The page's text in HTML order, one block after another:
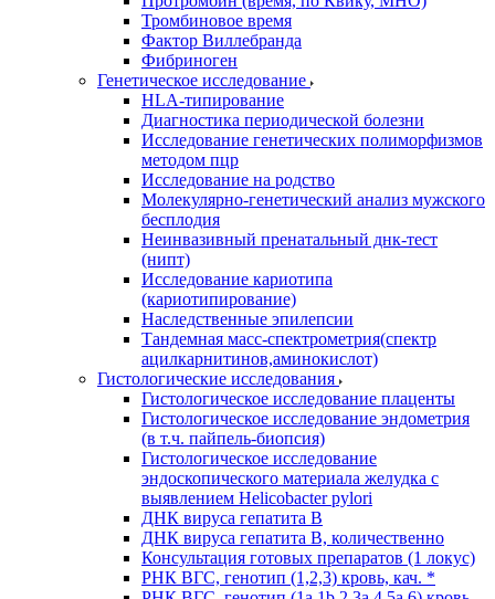
Тромбиновое время
Фактор Виллебранда
Фибриноген
Генетическое исследование
HLA-типирование
Диагностика периодической болезни
Исследование генетических полиморфизмов
методом пцр
Исследование на родство
Молекулярно-генетический анализ мужского
бесплодия
Неинвазивный пренатальный днк-тест
(нипт)
Исследование кариотипа
(кариотипирование)
Наследственные эпилепсии
Тандемная масс-спектрометрия(спектр
ацилкарнитинов,аминокислот)
Гистологические исследования
Гистологическое исследование плаценты
Гистологическое исследование эндометрия
(в т.ч. пайпель-биопсия)
Гистологическое исследование
эндоскопического материала желудка с
выявлением Helicobacter pylori
ДНК вируса гепатита B
ДНК вируса гепатита B, количественно
Консультация готовых препаратов (1 локус)
РНК ВГC, генотип (1,2,3) кровь, кач. *